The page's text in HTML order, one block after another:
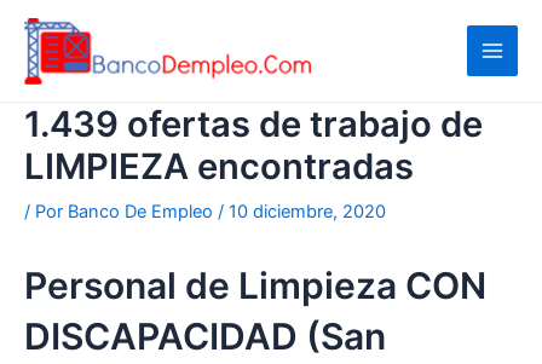
contenido
1.439 ofertas de trabajo de
LIMPIEZA encontradas
/ Por Banco De Empleo / 10 diciembre, 2020
Personal de Limpieza CON
DISCAPACIDAD (San